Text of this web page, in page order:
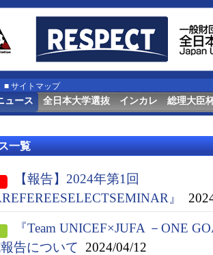
■ サイトマップ
ュース 全日本大学選抜 インカレ 総理大臣
一覧
【報告】2024年第1回
』
『Team UNICEF×JUFA －ONE
告について 2024/04/12